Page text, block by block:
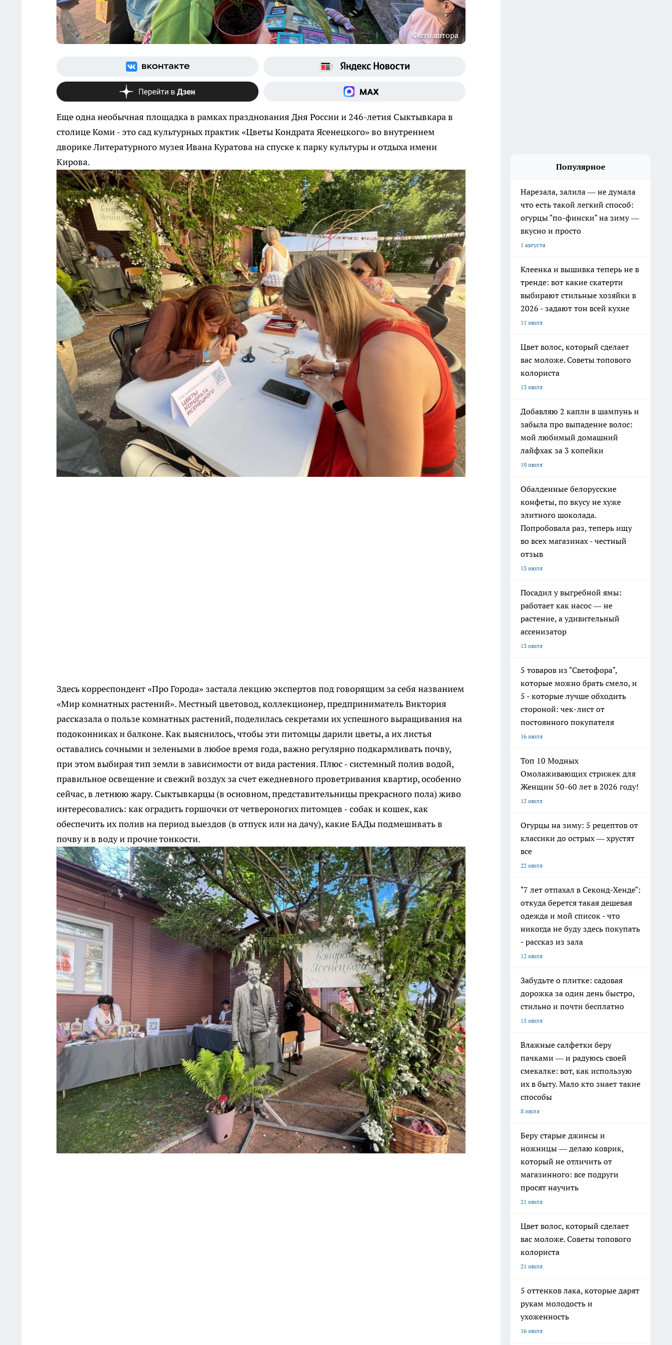
Фото автора
Еще одна необычная площадка в рамках празднования Дня России и 246-летия Сыктывкара в
столице Коми - это сад культурных практик «Цветы Кондрата Ясенецкого» во внутреннем
дворике Литературного музея Ивана Куратова на спуске к парку культуры и отдыха имени
Кирова.
Здесь корреспондент «Про Города» застала лекцию экспертов под говорящим за себя названием
«Мир комнатных растений». Местный цветовод, коллекционер, предприниматель Виктория
рассказала о пользе комнатных растений, поделилась секретами их успешного выращивания на
подоконниках и балконе. Как выяснилось, чтобы эти питомцы дарили цветы, а их листья
оставались сочными и зелеными в любое время года, важно регулярно подкармливать почву,
при этом выбирая тип земли в зависимости от вида растения. Плюс - системный полив водой,
правильное освещение и свежий воздух за счет ежедневного проветривания квартир, особенно
сейчас, в летнюю жару. Сыктывкарцы (в основном, представительницы прекрасного пола) живо
интересовались: как оградить горшочки от четвероногих питомцев - собак и кошек, как
обеспечить их полив на период выездов (в отпуск или на дачу), какие БАДы подмешивать в
почву и в воду и прочие тонкости.
Популярное
Нарезала, залила — не думала
что есть такой легкий способ:
огурцы "по-фински" на зиму —
вкусно и просто
1 августа
Клеенка и вышивка теперь не в
тренде: вот какие скатерти
выбирают стильные хозяйки в
2026 - задают тон всей кухне
11 июля
Цвет волос, который сделает
вас моложе. Советы топового
колориста
13 июля
Добавляю 2 капли в шампунь и
забыла про выпадение волос:
мой любимый домашний
лайфхак за 3 копейки
19 июля
Обалденные белорусские
конфеты, по вкусу не хуже
элитного шоколада.
Попробовала раз, теперь ищу
во всех магазинах - честный
отзыв
13 июля
Посадил у выгребной ямы:
работает как насос — не
растение, а удивительный
ассенизатор
13 июля
5 товаров из "Светофора",
которые можно брать смело, и
5 - которые лучше обходить
стороной: чек-лист от
постоянного покупателя
16 июля
Топ 10 Модных
Омолаживающих стрижек для
Женщин 50-60 лет в 2026 году!
12 июля
Огурцы на зиму: 5 рецептов от
классики до острых — хрустят
все
22 июля
"7 лет отпахал в Секонд-Хенде":
откуда берется такая дешевая
одежда и мой список - что
никогда не буду здесь покупать
- рассказ из зала
12 июля
Забудьте о плитке: садовая
дорожка за один день быстро,
стильно и почти бесплатно
15 июля
Влажные салфетки беру
пачками — и радуюсь своей
смекалке: вот, как использую
их в быту. Мало кто знает такие
способы
8 июля
Беру старые джинсы и
ножницы — делаю коврик,
который не отличить от
магазинного: все подруги
просят научить
21 июля
Цвет волос, который сделает
вас моложе. Советы топового
колориста
21 июля
5 оттенков лака, которые дарят
рукам молодость и
ухоженность
16 июля